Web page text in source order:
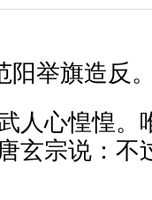
阳举旗造反
人心惶惶。
玄宗说：不